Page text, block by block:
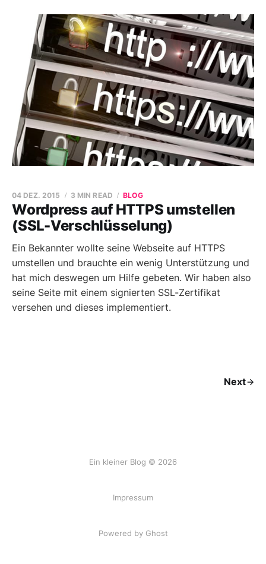
Wordpress auf HTTPS umstellen
(SSL-Verschlüsselung)
04 DEZ. 2015 3 MIN READ BLOG
Ein Bekannter wollte seine Webseite auf HTTPS
umstellen und brauchte ein wenig Unterstützung und
hat mich deswegen um Hilfe gebeten. Wir haben also
seine Seite mit einem signierten SSL-Zertifikat
versehen und dieses implementiert.
Next
Ein kleiner Blog © 2026
Impressum
Powered by Ghost